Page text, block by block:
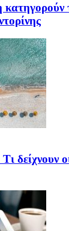
κατηγορούν
δείχνουν οι